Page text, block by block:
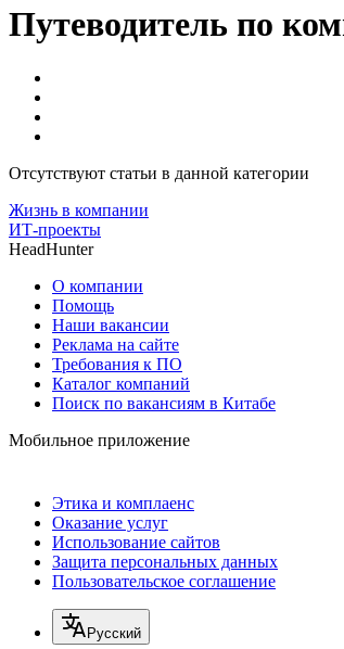
Путеводитель по
Отсутствуют статьи в данной категории
Жизнь в компании
ИТ-проекты
HeadHunter
О компании
Помощь
Наши вакансии
Реклама на сайте
Требования к ПО
Каталог компаний
Поиск по вакансиям в Китабе
Мобильное приложение
Этика и комплаенс
Оказание услуг
Использование сайтов
Защита персональных данных
Пользовательское соглашение
Русский